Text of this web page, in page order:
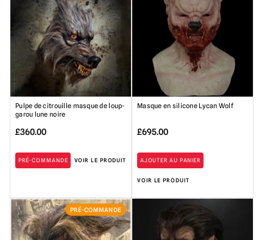
Pulpe de citrouille masque de loup-
garou lune noire
£360.00
PRÉ-COMMANDE VOIR LE PRODUIT
Masque en silicone Lycan Wolf
£695.00
AJOUTER AU PANIER
VOIR LE PRODUIT
PRÉ-COMMANDE